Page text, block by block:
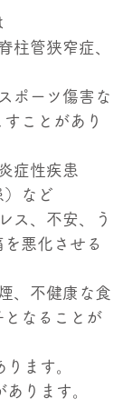
柱管狭窄症、
ポーツ傷害な
ことがあり
症性疾患
）など
ス、不安、う
悪化させる
、不健康な食
なることが
ます。
ります。